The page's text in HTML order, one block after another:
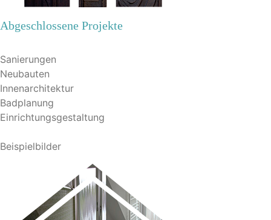
Abgeschlossene Projekte
Sanierungen
Neubauten
Innenarchitektur
Badplanung
Einrichtungsgestaltung
Beispielbilder